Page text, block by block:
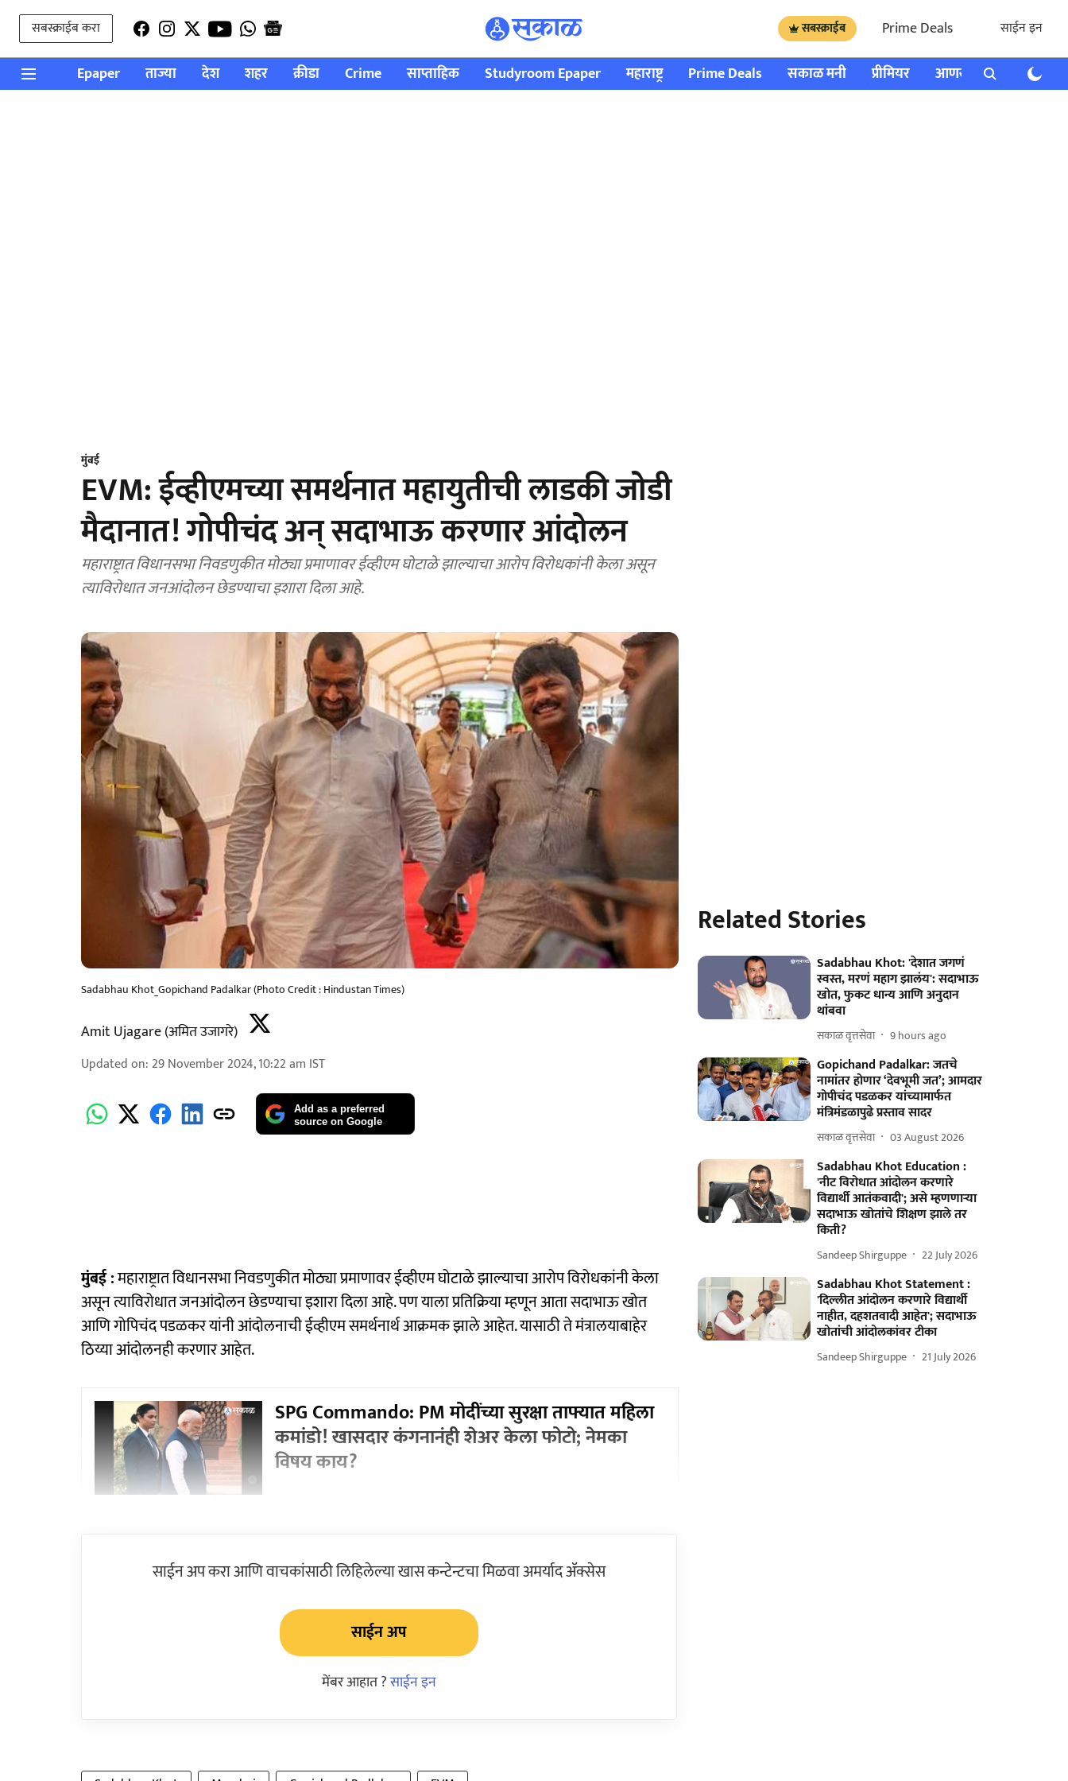
सबस्क्राईब करा सबस्क्राईब Prime Deals साईन इन
Epaper ताज्या देश शहर क्रीडा Crime साप्ताहिक Studyroom Epaper महाराष्ट्र Prime Deals सकाळ मनी प्रीमियर आणखी राशी भविष्य
मुंबई
EVM: ईव्हीएमच्या समर्थनात महायुतीची लाडकी जोडी
मैदानात! गोपीचंद अन् सदाभाऊ करणार आंदोलन
महाराष्ट्रात विधानसभा निवडणुकीत मोठ्या प्रमाणावर ईव्हीएम घोटाळे झाल्याचा आरोप विरोधकांनी केला असून
त्याविरोधात जनआंदोलन छेडण्याचा इशारा दिला आहे.
Sadabhau Khot_Gopichand Padalkar (Photo Credit : Hindustan Times)
Amit Ujagare (अमित उजागरे)
Updated on: 29 November 2024, 10:22 am IST
Add as a preferred
source on Google
मुंबई :महाराष्ट्रात विधानसभा निवडणुकीत मोठ्या प्रमाणावर ईव्हीएम घोटाळे झाल्याचा आरोप विरोधकांनी केला
असून त्याविरोधात जनआंदोलन छेडण्याचा इशारा दिला आहे. पण याला प्रतिक्रिया म्हणून आता सदाभाऊ खोत
आणि गोपिचंद पडळकर यांनी आंदोलनाची ईव्हीएम समर्थनार्थ आक्रमक झाले आहेत. यासाठी ते मंत्रालयाबाहेर
ठिय्या आंदोलनही करणार आहेत.
SPG Commando: PM मोदींच्या सुरक्षा ताफ्यात महिला
कमांडो! खासदार कंगनानंही शेअर केला फोटो; नेमका
विषय काय?
साईन अप करा आणि वाचकांसाठी लिहिलेल्या खास कन्टेन्टचा मिळवा अमर्याद ॲक्सेस
साईन अप
मेंबर आहात ?साईन इन
Related Stories
Sadabhau Khot: 'देशात जगणं
स्वस्त, मरणं महाग झालंय': सदाभाऊ
खोत, फुकट धान्य आणि अनुदान
थांबवा
सकाळ वृत्तसेवा 9 hours ago
Gopichand Padalkar: जतचे
नामांतर होणार ‘देवभूमी जत’; आमदार
गोपीचंद पडळकर यांच्‍यामार्फत
मंत्रिमंडळापुढे प्रस्ताव सादर
सकाळ वृत्तसेवा 03 August 2026
Sadabhau Khot Education :
'नीट विरोधात आंदोलन करणारे
विद्यार्थी आतंकवादी'; असे म्हणणाऱ्या
सदाभाऊ खोतांचे शिक्षण झाले तर
किती?
Sandeep Shirguppe 22 July 2026
Sadabhau Khot Statement :
'दिल्लीत आंदोलन करणारे विद्यार्थी
नाहीत, दहशतवादी आहेत'; सदाभाऊ
खोतांची आंदोलकांवर टीका
Sandeep Shirguppe 21 July 2026